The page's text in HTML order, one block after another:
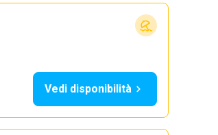
Vedi disponibilità